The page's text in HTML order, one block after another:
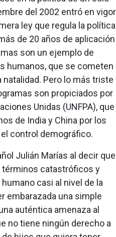
del 2002 entró en vigor
ley que regula la política
de 20 años de aplicación
son un ejemplo de
humanos, que se cometen
Pero lo más triste
son propiciados por
Unidas (UNFPA), que
de India y China por los
control demográfico.
Julián Marías al decir que
términos catastróficos y
casi al nivel de la
embarazada una simple
auténtica amenaza al
no tiene ningún derecho a